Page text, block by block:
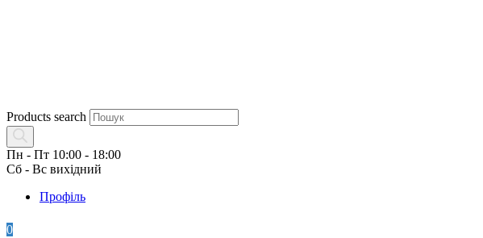
Products search
Пн - Пт 10:00 - 18:00
Сб - Вс вихідний
Профіль
0